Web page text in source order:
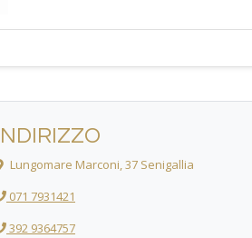
Lungomare Marconi, 37 Senigallia
071 7931421
392 9364757